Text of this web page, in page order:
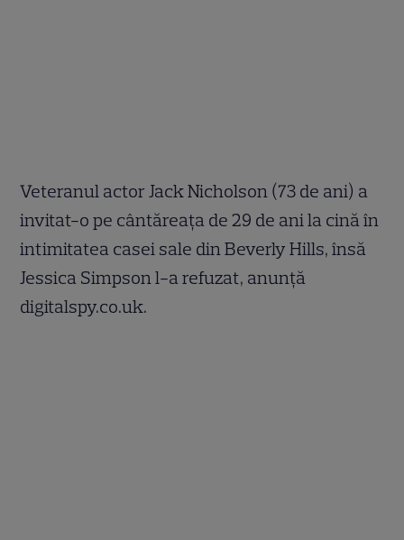
Veteranul actor Jack Nicholson (73 de ani) a
invitat-o pe cântăreaţa de 29 de ani la cină în
intimitatea casei sale din Beverly Hills, însă
Jessica Simpson l-a refuzat, anunţă
digitalspy.co.uk.